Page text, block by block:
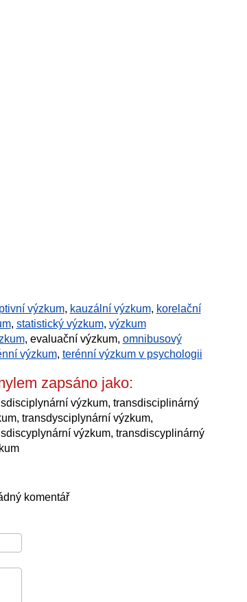
výzkum, kauzální výzkum, korelační
, statistický výzkum, výzkum
, evaluační výzkum, omnibusový
výzkum, terénní výzkum v psychologii
zapsáno jako:
výzkum, transdisciplinárný
transdysciplynární výzkum,
výzkum, transdiscyplinárný
komentář